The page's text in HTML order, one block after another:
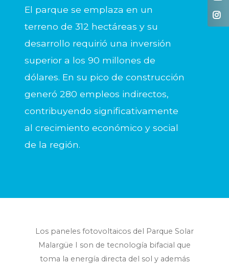
El parque se emplaza en un
terreno de 312 hectáreas y su
desarrollo requirió una inversión
superior a los 90 millones de
dólares. En su pico de construcción
generó 280 empleos indirectos,
contribuyendo significativamente
al crecimiento económico y social
de la región.
Los paneles fotovoltaicos del Parque Solar
Malargüe I son de tecnología bifacial que
toma la energía directa del sol y además